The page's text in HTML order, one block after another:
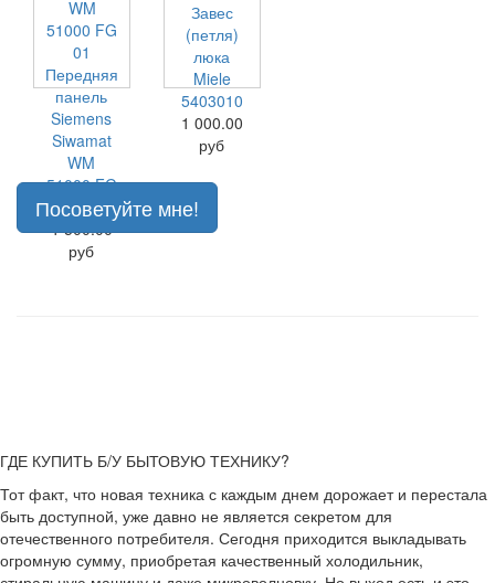
Передняя
панель
Siemens
Siwamat
WM
51000 FG
01
1 500.00
руб
Завес
(петля)
люка
Miele
5403010
1 000.00
руб
Посоветуйте мне!
ГДЕ КУПИТЬ Б/У БЫТОВУЮ ТЕХНИКУ?
Тот факт, что новая техника с каждым днем дорожает и перестала
быть доступной, уже давно не является секретом для
отечественного потребителя. Сегодня приходится выкладывать
огромную сумму, приобретая качественный холодильник,